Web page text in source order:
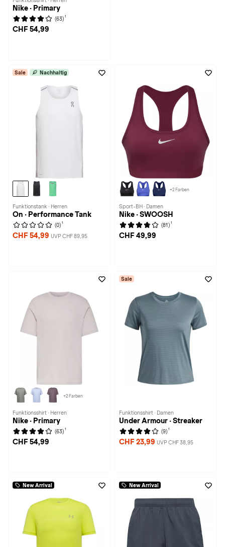
Nike · Primary
(63) 1
CHF 54,99
Sale Nachhaltig
Funktionstank · Herren
On · Performance Tank
(0) 1
CHF 54,99 UVP CHF 89,95
+2 Farben
Sport-BH · Damen
Nike · SWOOSH
(81) 1
CHF 49,99
+2 Farben
Funktionsshirt · Herren
Nike · Primary
(63) 1
CHF 54,99
Sale
Funktionsshirt · Damen
Under Armour · Streaker
(9) 1
CHF 23,99 UVP CHF 38,95
New Arrival New Arrival